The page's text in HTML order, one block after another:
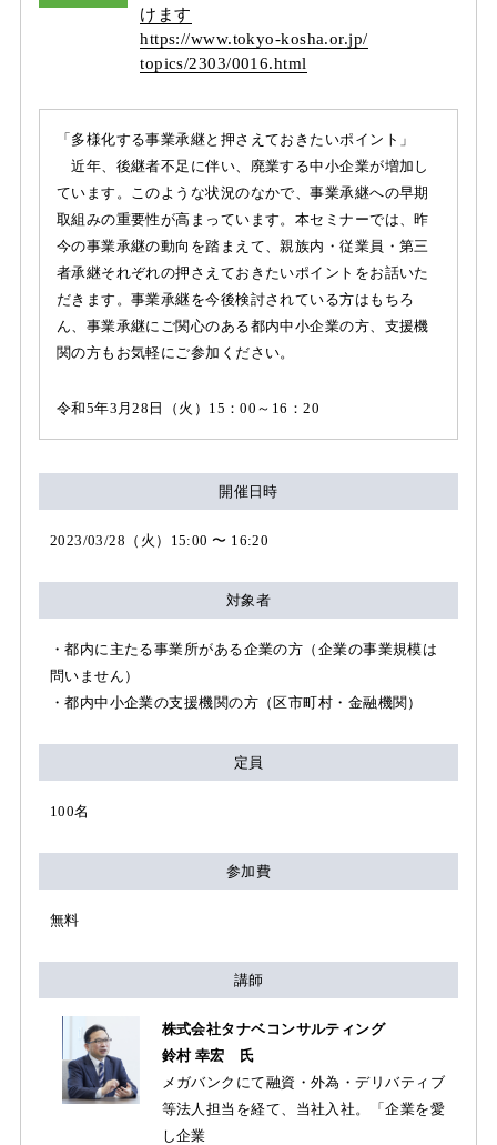
けます
https://www.tokyo-kosha.or.jp/
topics/2303/0016.html
「多様化する事業承継と押さえておきたいポイント」
近年、後継者不足に伴い、廃業する中小企業が増加し
ています。このような状況のなかで、事業承継への早期
取組みの重要性が高まっています。本セミナーでは、昨
今の事業承継の動向を踏まえて、親族内・従業員・第三
者承継それぞれの押さえておきたいポイントをお話いた
だきます。事業承継を今後検討されている方はもちろ
ん、事業承継にご関心のある都内中小企業の方、支援機
関の方もお気軽にご参加ください。
令和5年3月28日（火）15：00～16：20
開催日時
2023/03/28（火）15:00 〜 16:20
対象者
・都内に主たる事業所がある企業の方（企業の事業規模は
問いません）
・都内中小企業の支援機関の方（区市町村・金融機関）
定員
100名
参加費
無料
講師
株式会社タナベコンサルティング
鈴村 幸宏 氏
メガバンクにて融資・外為・デリバティブ
等法人担当を経て、当社入社。「企業を愛
し企業